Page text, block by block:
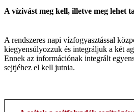
A vízivást meg kell, illetve meg lehet
A rendszeres napi vízfogyasztással
kiegyensúlyozzuk és integráljuk a két
Ennek az információnak integrált
sejtjéhez el kell jutnia.